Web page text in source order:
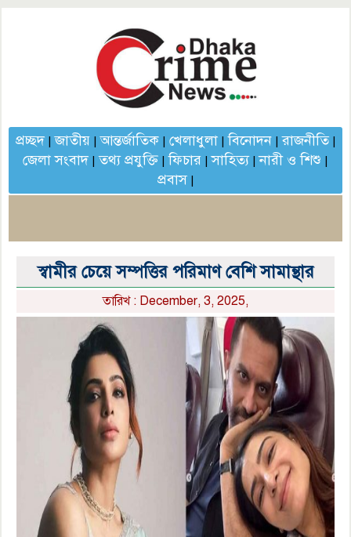
প্রচ্ছদ|জাতীয়|আন্তর্জাতিক| খেলাধুলা|বিনোদন|রাজনীতি|
জেলা সংবাদ|তথ্য প্রযুক্তি |ফিচার |সাহিত্য|নারী ও শিশু |
প্রবাস|
স্বামীর চেয়ে সম্পত্তির পরিমাণ বেশি সামান্থার
তারিখ : December, 3, 2025,